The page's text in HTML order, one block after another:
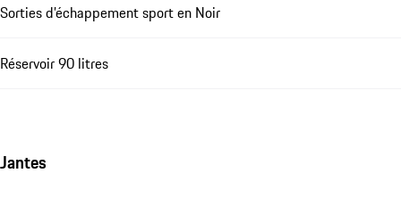
Sorties d’échappement sport en Noir
Réservoir 90 litres
Jantes